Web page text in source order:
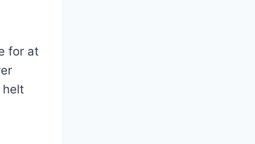
for at
helt